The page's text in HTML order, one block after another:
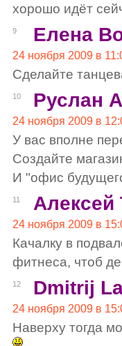
хорошо идёт
9 Елена
24 ноября 2009 в
Сделайте
10 Руслан
24 ноября 2009 в
У вас вполне
Создайте
И "офис
11 Алексей
24 ноября 2009 в
Качалку в
фитнеса, чтоб
12 Dmitrij
24 ноября 2009 в
Наверху тогда